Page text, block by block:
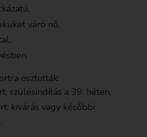
váró nő,
osztották:
szülésindítás a 39. héten,
kivárás vagy későbbi